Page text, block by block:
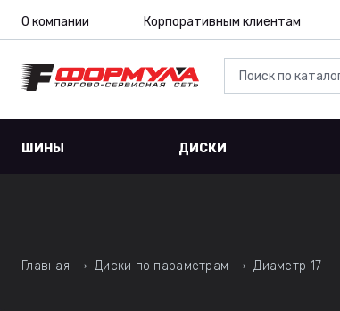
О компании Корпоративным клиентам
ШИНЫ ДИСКИ
Главная Диски по параметрам Диаметр 17